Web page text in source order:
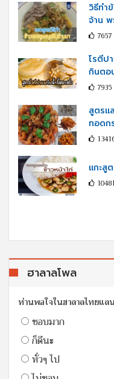
วิธีทำ
จ้าน
7657
โรตีป
กินตอ
7935
สูตรแ
ทอดก
แกะสู
ฮาลาลโพล
ท่านพอใจในฮาลาลไทยแ
ชอบมาก
ก็ดีนะ
ทั่วๆ ไป